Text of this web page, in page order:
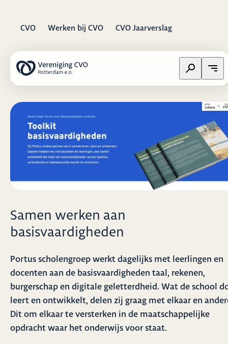
CVO Werken bij CVO CVO Jaarverslag
Zoeken op
Samen werken aan
basisvaardigheden
Portus scholengroep werkt dagelijks met leerlingen en
docenten aan de basisvaardigheden taal, rekenen,
burgerschap en digitale geletterdheid. Wat de school
leert en ontwikkelt, delen zij graag met elkaar en
Dit om elkaar te versterken in de maatschappelijke
opdracht waar het onderwijs voor staat.